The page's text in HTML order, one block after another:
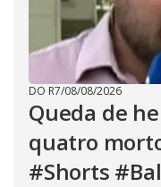
DO R7/08/08/2026
Queda de
quatro
#Shorts